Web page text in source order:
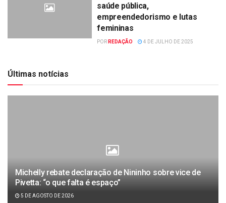
saúde pública,
empreendedorismo e lutas
femininas
POR REDAÇÃO 4 DE JULHO DE 2025
Últimas notícias
Michelly rebate declaração de Nininho sobre vice de
Pivetta: “o que falta é espaço”
5 DE AGOSTO DE 2026